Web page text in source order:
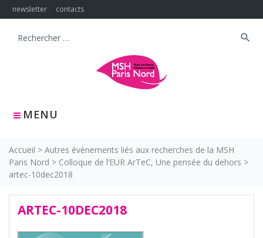
Skip
to
newsletter contacts
MENU
Search
search
Accueil > Autres évènements liés aux recherches de la MSH
Paris Nord > Colloque de l’EUR ArTeC, Une pensée du dehors >
artec-10dec2018
ARTEC-10DEC2018